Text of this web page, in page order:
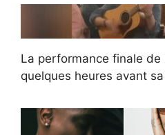
La performance finale de
quelques heures avant